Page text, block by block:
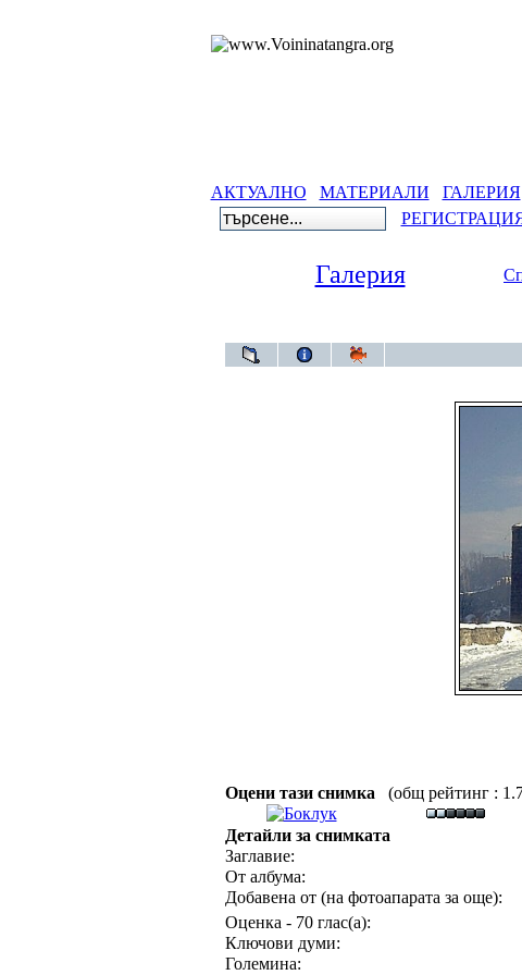
АКТУАЛНО МАТЕРИАЛИ ГАЛЕРИЯ
Галерия
Оцени тази снимка
(общ рейтинг :
Детайли за снимката
Заглавие:
От албума:
Добавена от (на фотоапарата за още):
Оценка - 70 глас(а):
Ключови думи:
Големина: